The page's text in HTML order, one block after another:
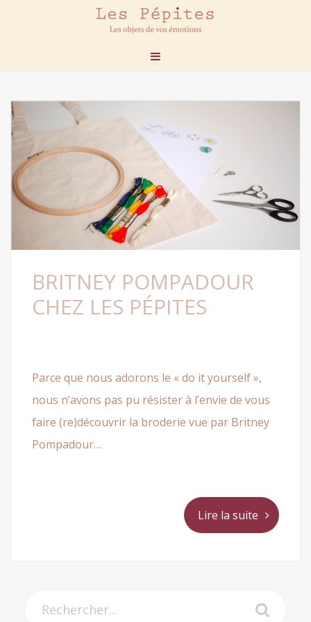
BRITNEY POMPADOUR
CHEZ LES PÉPITES
Parce que nous adorons le « do it yourself »,
nous n’avons pas pu résister à l’envie de vous
faire (re)découvrir la broderie vue par Britney
Pompadour…
Lire la suite